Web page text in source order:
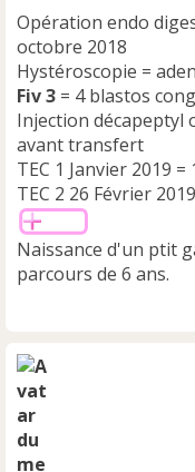
Opération endo
octobre 2018
Hystéroscopie =
Fiv3 = 4 blastos
Injection
avant transfert
TEC 1 Janvier 2019
TEC 2 26 Février
Naissance d'un ptit
parcours de 6 ans.